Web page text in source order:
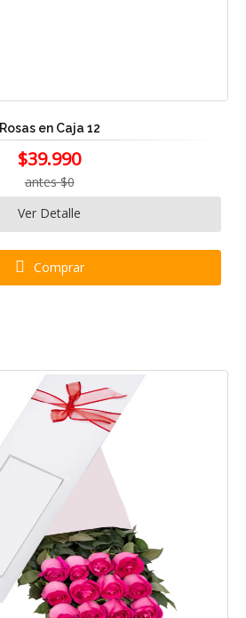
Rosas en Caja 12
$39.990
antes $0
Ver Detalle
Comprar